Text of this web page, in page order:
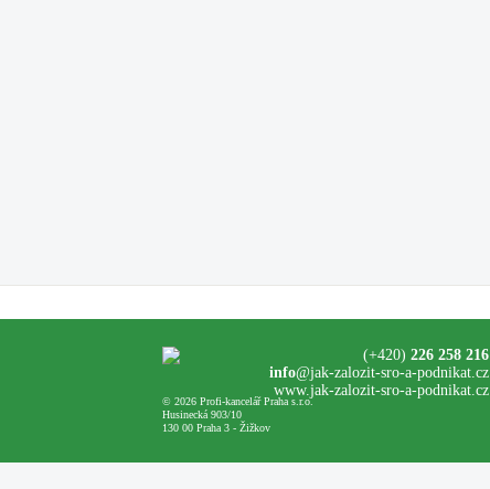
© 2026 Profi-kancelář Praha s.r.o.
Husinecká 903/10
130 00 Praha 3 - Žižkov
(+420) 226 258 216
info@jak-zalozit-sro-a-podnikat.cz
www.jak-zalozit-sro-a-podnikat.cz